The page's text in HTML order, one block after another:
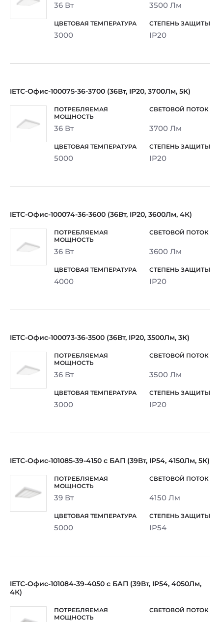
36 Вт 3500 Лм
3000 IP20
IETC-Офис-100075-36-3700 (36Вт, IP20, 3700Лм, 5К)
36 Вт 3700 Лм
5000 IP20
IETC-Офис-100074-36-3600 (36Вт, IP20, 3600Лм, 4К)
36 Вт 3600 Лм
4000 IP20
IETC-Офис-100073-36-3500 (36Вт, IP20, 3500Лм, 3К)
36 Вт 3500 Лм
3000 IP20
IETC-Офис-101085-39-4150 с БАП (39Вт, IP54, 4150Лм, 5К)
39 Вт 4150 Лм
5000 IP54
IETC-Офис-101084-39-4050 с БАП (39Вт, IP54, 4050Лм,
4К)